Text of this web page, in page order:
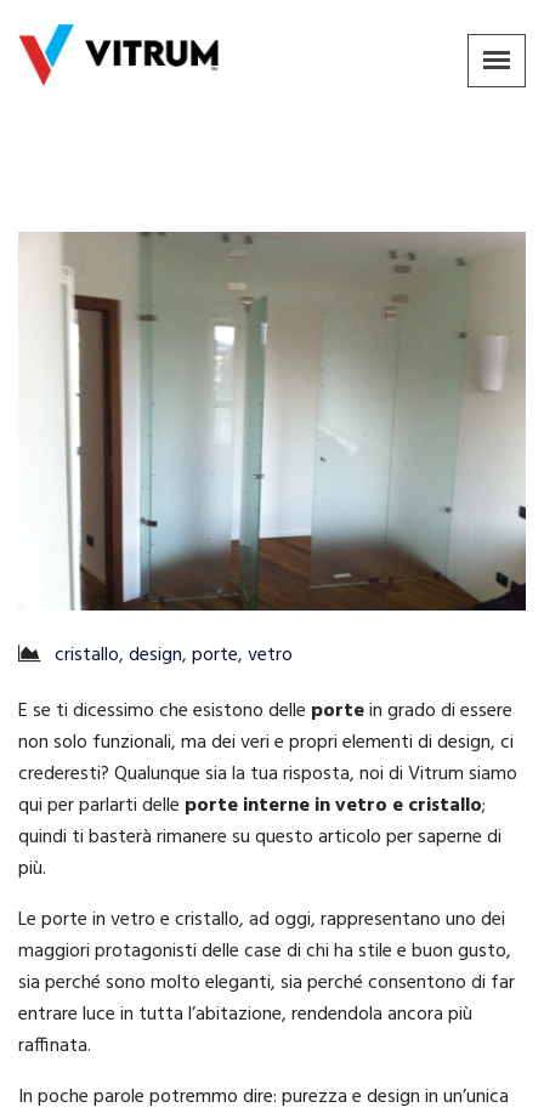
cristallo,design,porte,vetro
E se ti dicessimo che esistono delle portein grado di essere
non solo funzionali, ma dei veri e propri elementi di design, ci
crederesti? Qualunque sia la tua risposta, noi di Vitrum siamo
qui per parlarti delle porte interne in vetro e cristallo;
quindi ti basterà rimanere su questo articolo per saperne di
più.
Le porte in vetro e cristallo, ad oggi, rappresentano uno dei
maggiori protagonisti delle case di chi ha stile e buon gusto,
sia perché sono molto eleganti, sia perché consentono di far
entrare luce in tutta l’abitazione, rendendola ancora più
raffinata.
In poche parole potremmo dire: purezza e design in un’unica